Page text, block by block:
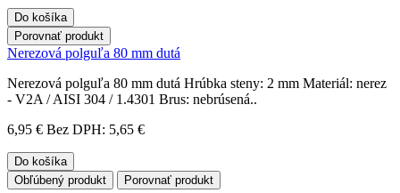
Do košíka
Porovnať produkt
Nerezová polguľa 80 mm dutá
Nerezová polguľa 80 mm dutá Hrúbka steny: 2 mm Materiál: nerez
- V2A / AISI 304 / 1.4301 Brus: nebrúsená..
6,95 € Bez DPH: 5,65 €
Do košíka
Obľúbený produkt
Porovnať produkt